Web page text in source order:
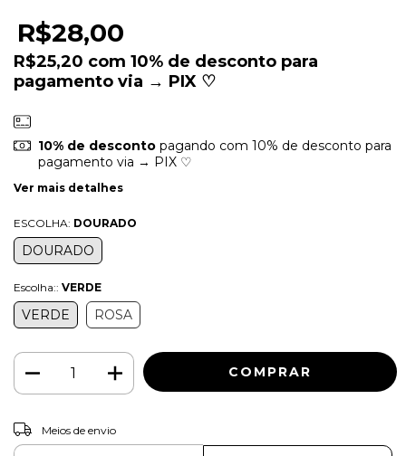
R$28,00
R$25,20 com 10% de desconto para
pagamento via → PIX ♡
10% de descontopagando com 10% de desconto para
pagamento via → PIX ♡
Ver mais detalhes
ESCOLHA: DOURADO
DOURADO
Escolha:: VERDE
VERDE ROSA
Entregas para o CEP:
Meios de envio